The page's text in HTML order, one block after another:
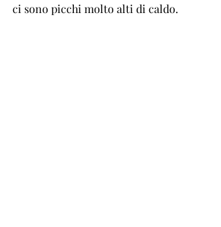
ci sono picchi molto alti di caldo.